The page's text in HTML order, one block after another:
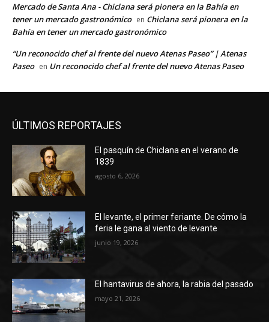
Mercado de Santa Ana - Chiclana será pionera en la Bahía en
tener un mercado gastronómico en Chiclana será pionera en la
Bahía en tener un mercado gastronómico
“Un reconocido chef al frente del nuevo Atenas Paseo” | Atenas
Paseo en Un reconocido chef al frente del nuevo Atenas Paseo
ÚLTIMOS REPORTAJES
El pasquín de Chiclana en el verano de
1839
agosto 6, 2026
El levante, el primer feriante. De cómo la
feria le gana al viento de levante
junio 19, 2026
El hantavirus de ahora, la rabia del pasado
mayo 21, 2026